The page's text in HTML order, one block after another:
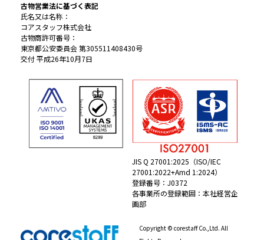
古物営業法に基づく表記
氏名又は名称：
コアスタッフ株式会社
古物商許可番号：
東京都公安委員会 第305511408430号
交付 平成26年10月7日
JIS Q 27001:2025（ISO/IEC
27001:2022+Amd 1:2024）
登録番号：J0372
各事業所の登録範囲：本社経営企
画部
Copyright © corestaff Co.,Ltd. All